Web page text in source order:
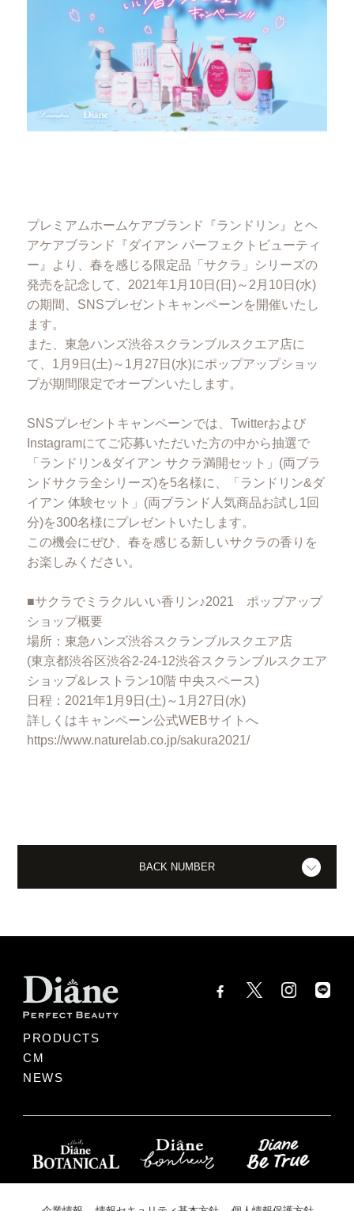
プレミアムホームケアブランド『ランドリン』とヘ
アケアブランド『ダイアン パーフェクトビューティ
ー』より、春を感じる限定品「サクラ」シリーズの
発売を記念して、2021年1月10日(日)～2月10日(水)
の期間、SNSプレゼントキャンペーンを開催いたし
ます。
また、東急ハンズ渋谷スクランブルスクエア店に
て、1月9日(土)～1月27日(水)にポップアップショッ
プが期間限定でオープンいたします。
SNSプレゼントキャンペーンでは、Twitterおよび
Instagramにてご応募いただいた方の中から抽選で
「ランドリン&ダイアン サクラ満開セット」(両ブラ
ンドサクラ全シリーズ)を5名様に、「ランドリン&ダ
イアン 体験セット」(両ブランド人気商品お試し1回
分)を300名様にプレゼントいたします。
この機会にぜひ、春を感じる新しいサクラの香りを
お楽しみください。
■サクラでミラクルいい香リン♪2021 ポップアップ
ショップ概要
場所：東急ハンズ渋谷スクランブルスクエア店
(東京都渋谷区渋谷2-24-12渋谷スクランブルスクエア
ショップ&レストラン10階 中央スペース)
日程：2021年1月9日(土)～1月27日(水)
詳しくはキャンペーン公式WEBサイトへ
https://www.naturelab.co.jp/sakura2021/
BACK NUMBER
PRODUCTS
CM
NEWS